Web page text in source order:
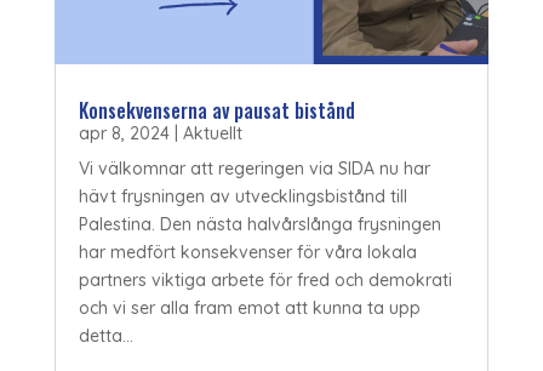
Konsekvenserna av pausat bistånd
apr 8, 2024| Aktuellt
Vi välkomnar att regeringen via SIDA nu har
hävt frysningen av utvecklingsbistånd till
Palestina. Den nästa halvårslånga frysningen
har medfört konsekvenser för våra lokala
partners viktiga arbete för fred och demokrati
och vi ser alla fram emot att kunna ta upp
detta...